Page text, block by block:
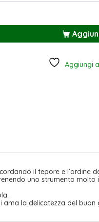
Aggiungi
il tepore e l’ordine
uno strumento
ama la delicatezza del buon